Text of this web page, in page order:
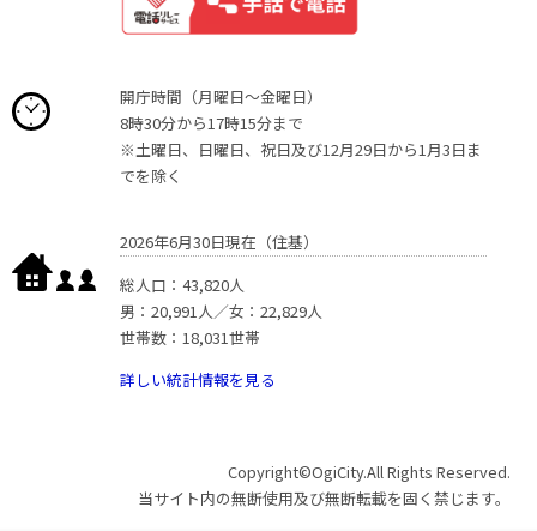
開庁時間（月曜日〜金曜日）
8時30分から17時15分まで
※土曜日、日曜日、祝日及び12月29日から1月3日ま
でを除く
2026年6月30日現在（住基）
総人口：43,820人
男：20,991人／女：22,829人
世帯数：18,031世帯
詳しい統計情報を見る
Copyright©OgiCity.All Rights Reserved.
当サイト内の無断使用及び無断転載を固く禁じます。